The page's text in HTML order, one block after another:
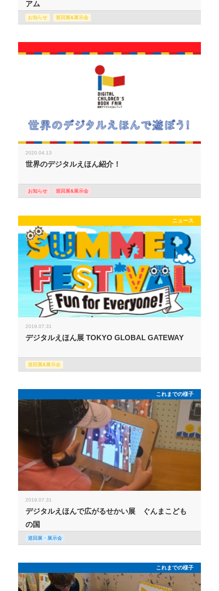
アム
お知らせ 巡回展&展示会
2020.04.13
世界のデジタルえほん紹介！
お知らせ 巡回展&展示会
ニュース
2019.07.31
デジタルえほん展 TOKYO GLOBAL GATEWAY
巡回展&展示会
これまでの様子
2019.07.31
デジタルえほんで広がるせかい展 ぐんまこども
の国
巡回展・展示会
これまでの様子